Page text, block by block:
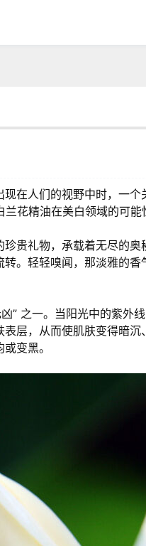
在人们的视野中时，一个
花精油在美白领域的可能
贵礼物，承载着无尽的奥
。轻轻嗅闻，那淡雅的香
” 之一。当阳光中的紫外
层，从而使肌肤变得暗沉
变黑。